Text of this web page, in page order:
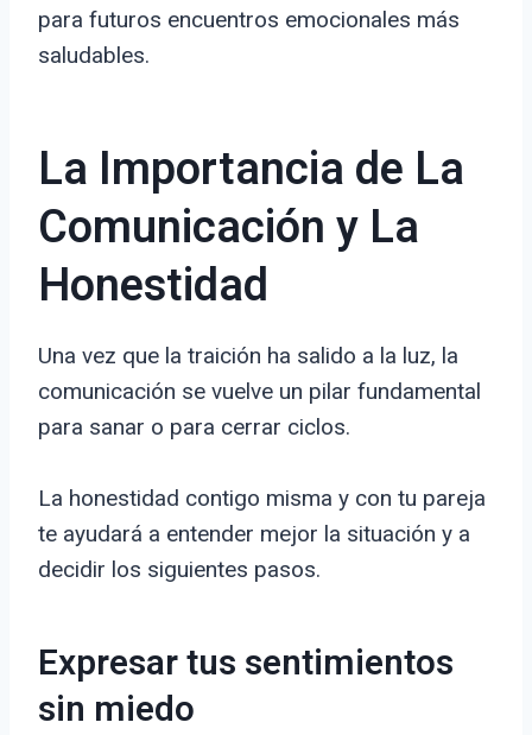
para futuros encuentros emocionales más
saludables.
La Importancia de La
Comunicación y La
Honestidad
Una vez que la traición ha salido a la luz, la
comunicación se vuelve un pilar fundamental
para sanar o para cerrar ciclos.
La honestidad contigo misma y con tu pareja
te ayudará a entender mejor la situación y a
decidir los siguientes pasos.
Expresar tus sentimientos
sin miedo